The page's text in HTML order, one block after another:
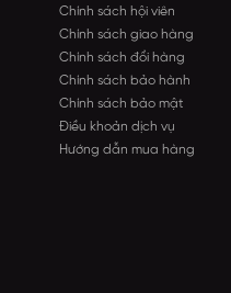
Chính sách hội viên
Chính sách giao hàng
Chính sách đổi hàng
Chính sách bảo hành
Chính sách bảo mật
Điều khoản dịch vụ
Hướng dẫn mua hàng